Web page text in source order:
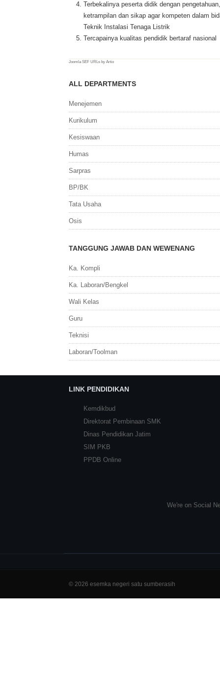
Terbekalinya peserta didik dengan pengetahuan,
ketrampilan dan sikap agar kompeten dalam
Teknik Instalasi Tenaga Listrik
Tercapainya kualitas pendidik bertaraf nasional
Joomla SEF URLs by Artio
ALL DEPARTMENTS
Menejemen
Kurikulum
Kesiswaan
Humas
Sarpras
BP/BK
Tata Usaha
Osis
TANGGUNG JAWAB DAN WEWENANG
Ka. Kompli
Ka. Laboran/Bengkel
Wali Kelas
Guru
Teknisi
Laboran/Toolman
LINK PENDIDIKAN
Kemdikbud
Direktorat Pembinaan SMK
Dinas Pendidikan Jatim
SIM PKB
PPDB Online
We're on Social
© 2026 esemka negeri satu sumberasih